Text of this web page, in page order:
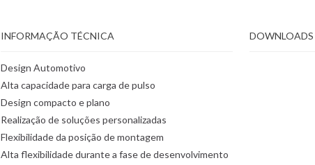
INFORMAÇÃO TÉCNICA
Design Automotivo
Alta capacidade para carga de pulso
Design compacto e plano
Realização de soluções personalizadas
Flexibilidade da posição de montagem
Alta flexibilidade durante a fase de desenvolvimento
DOWNLOADS